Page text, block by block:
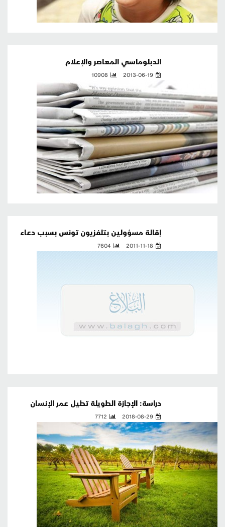
الدبلوماسي المعاصر والإعلام
2013-06-19
10908
إقالة مسؤولين بتلفزيون تونس بسبب دعاء
2011-11-18
7604
دراسة: الإجازة الطويلة تطيل عمر الإنسان
2018-08-29
7712